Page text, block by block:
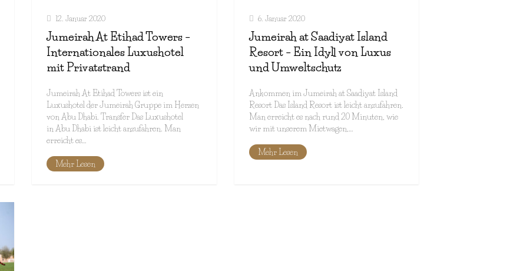
12. Januar 2020
Jumeirah At Etihad Towers –
Internationales Luxushotel
mit Privatstrand
Jumeirah At Etihad Towers ist ein
Luxushotel der Jumeirah Gruppe im Herzen
von Abu Dhabi. Transfer Das Luxushotel
in Abu Dhabi ist leicht anzufahren. Man
erreicht es…
Mehr Lesen
6. Januar 2020
Jumeirah at Saadiyat Island
Resort – Ein Idyll von Luxus
und Umweltschutz
Ankommen im Jumeirah at Saadiyat Island
Resort Das Island Resort ist leicht anzufahren.
Man erreicht es nach rund 20 Minuten, wie
wir mit unserem Mietwagen,…
Mehr Lesen